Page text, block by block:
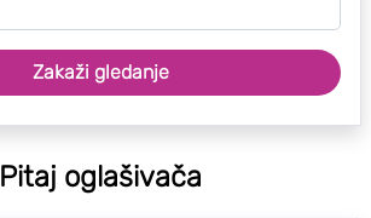
Zakaži gledanje
Pitaj oglašivača